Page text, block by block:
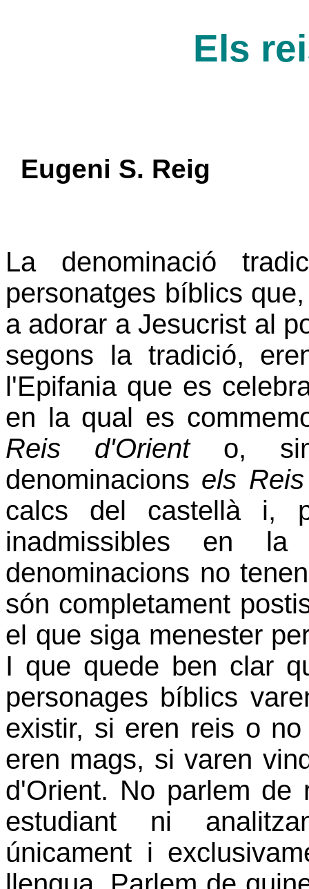
Els
Eugeni S. Reig
La denominació
personatges bíblics
a adorar a Jesucrist al
segons la tradició,
l'Epifania que es
en la qual es
Reis d'Oriento,
denominacions els
calcs del castellà i,
inadmissibles en la
denominacions no
són completament
el que siga menester
I que quede ben clar
personages bíblics
existir, si eren reis o
eren mags, si varen
d'Orient. No parlem de
estudiant ni
únicament i